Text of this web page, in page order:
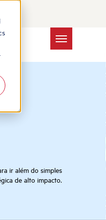
ir além do simples
de alto impacto.